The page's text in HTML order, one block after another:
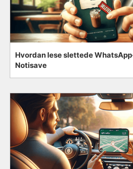
Hvordan lese slettede
Notisave